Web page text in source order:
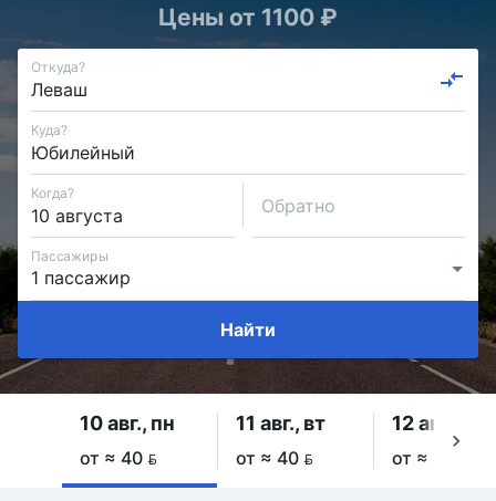
Цены от 1100 ₽
Откуда?
Куда?
Когда?
Обратно
Пассажиры
Найти
10 авг., пн
от ≈ 40 
11 авг., вт
от ≈ 40 
12 авг., ср
от ≈ 40 